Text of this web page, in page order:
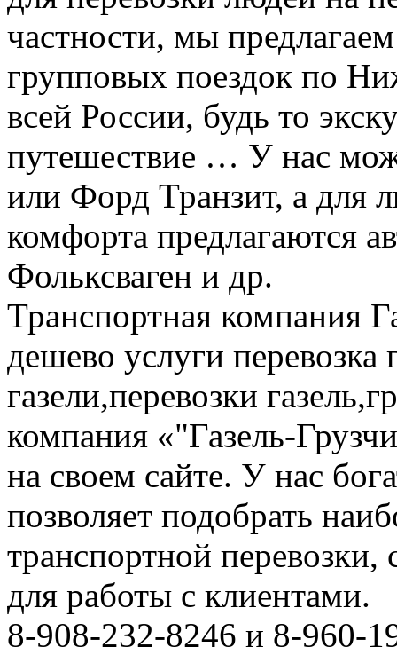
частности, мы
групповых поездок по
всей России, будь то
путешествие … У нас
или Форд Транзит, а для
комфорта предлагаются
Фольксваген и др.
Транспортная компания
дешево услуги перевозка
газели,перевозки
компания «"Газель-
на своем сайте. У нас
позволяет подобрать
транспортной
для работы с клиентами.
8-908-232-8246 и 8-960-